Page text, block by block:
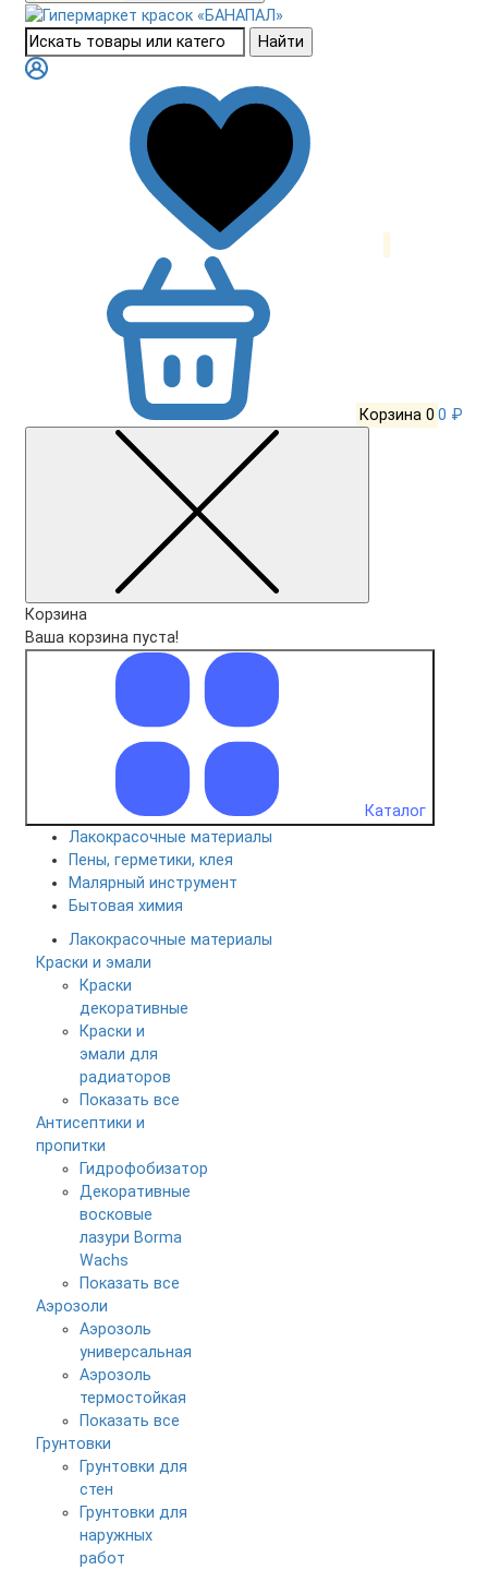
Найти
Корзина 0 0 ₽
Корзина
Ваша корзина пуста!
Каталог
Лакокрасочные материалы
Пены, герметики, клея
Малярный инструмент
Бытовая химия
Лакокрасочные материалы
Краски и эмали
Краски
декоративные
Краски и
эмали для
радиаторов
Показать все
Антисептики и
пропитки
Гидрофобизатор
Декоративные
восковые
лазури Borma
Wachs
Показать все
Аэрозоли
Аэрозоль
универсальная
Аэрозоль
термостойкая
Показать все
Грунтовки
Грунтовки для
стен
Грунтовки для
наружных
работ